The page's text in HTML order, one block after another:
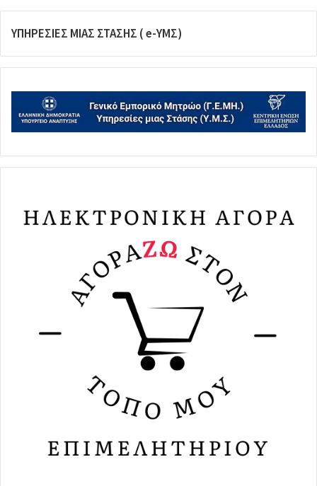
ΥΠΗΡΕΣΙΕΣ ΜΙΑΣ ΣΤΑΣΗΣ ( e-ΥΜΣ)